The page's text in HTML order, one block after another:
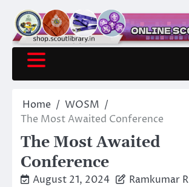
Home
WOSM
The Most Awaited Conference
The Most Awaited
Conference
August 21, 2024 Ramkumar R